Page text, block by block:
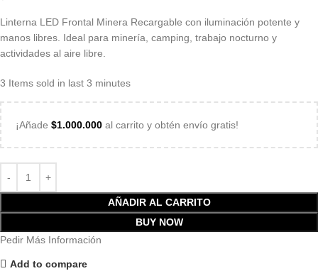
Linterna LED Frontal Minera Recargable con iluminación potente y
manos libres. Ideal para minería, camping, trabajo nocturno y
actividades al aire libre.
3 Items sold in last 3 minutes
¡Añade $1.000.000 al carrito y obtén envío gratis!
AÑADIR AL CARRITO
BUY NOW
Pedir Más Información
Add to compare